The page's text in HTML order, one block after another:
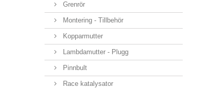
Grenrör
Montering - Tillbehör
Kopparmutter
Lambdamutter - Plugg
Pinnbult
Race katalysator